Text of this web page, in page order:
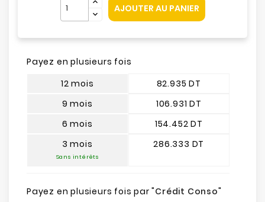
AJOUTER AU PANIER
Payez en plusieurs fois
12 mois
9 mois
6 mois
3 mois
Sans intérêts
82.935 DT
106.931 DT
154.452 DT
286.333 DT
Payez en plusieurs fois par "Crédit Conso"